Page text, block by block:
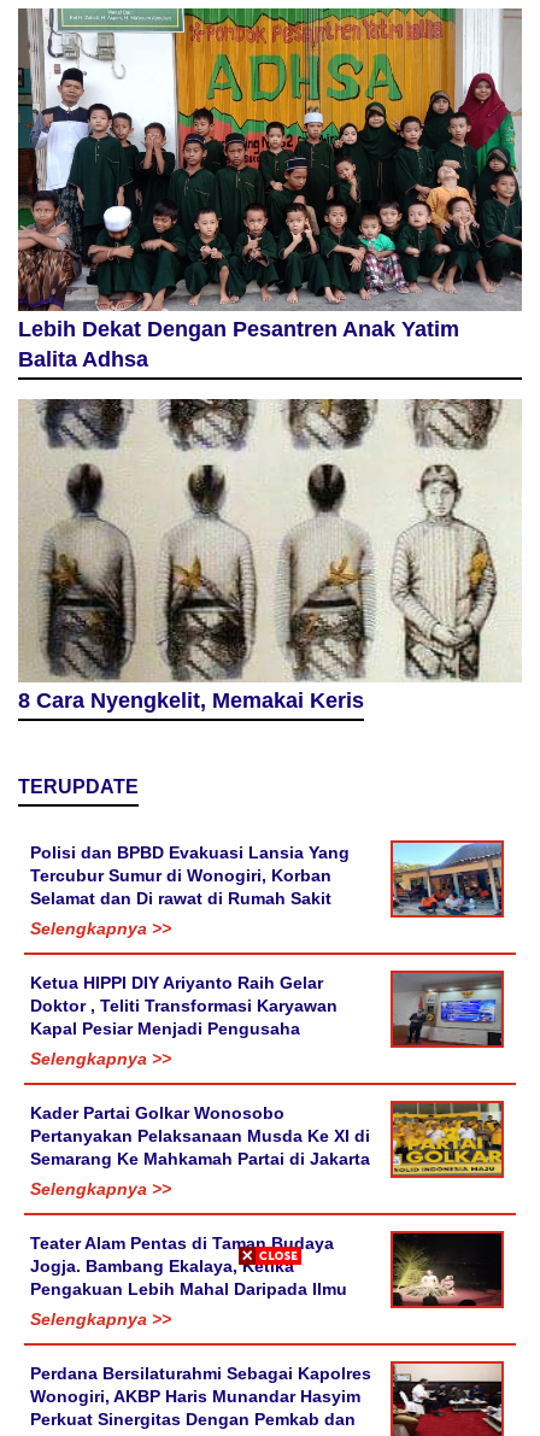
Lebih Dekat Dengan Pesantren Anak Yatim
Balita Adhsa
8 Cara Nyengkelit, Memakai Keris
TERUPDATE
Polisi dan BPBD Evakuasi Lansia Yang
Tercubur Sumur di Wonogiri, Korban
Selamat dan Di rawat di Rumah Sakit
Selengkapnya >>
Ketua HIPPI DIY Ariyanto Raih Gelar
Doktor , Teliti Transformasi Karyawan
Kapal Pesiar Menjadi Pengusaha
Selengkapnya >>
Kader Partai Golkar Wonosobo
Pertanyakan Pelaksanaan Musda Ke XI di
Semarang Ke Mahkamah Partai di Jakarta
Selengkapnya >>
Teater Alam Pentas di Taman Budaya
Jogja. Bambang Ekalaya, Ketika
Pengakuan Lebih Mahal Daripada Ilmu
Selengkapnya >>
Perdana Bersilaturahmi Sebagai Kapolres
Wonogiri, AKBP Haris Munandar Hasyim
Perkuat Sinergitas Dengan Pemkab dan